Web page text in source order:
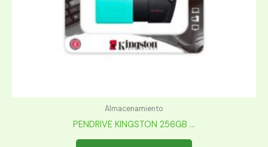
Almacenamiento
PENDRIVE KINGSTON 256GB ...